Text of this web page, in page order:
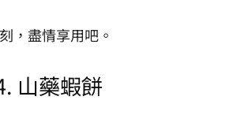
，盡情享用吧。
山藥蝦餅